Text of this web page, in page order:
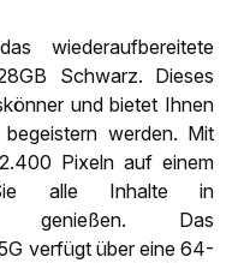
wiederaufbereitete
Schwarz. Dieses
und bietet Ihnen
werden. Mit
Pixeln auf einem
Sie alle Inhalte in
genießen. Das
verfügt über eine 64-